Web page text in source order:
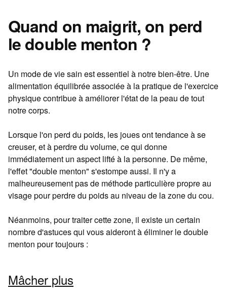
Quand on maigrit, on perd
le double menton ?
Un mode de vie sain est essentiel à notre bien-être. Une
alimentation équilibrée associée à la pratique de l'exercice
physique contribue à améliorer l'état de la peau de tout
notre corps.
Lorsque l'on perd du poids, les joues ont tendance à se
creuser, et à perdre du volume, ce qui donne
immédiatement un aspect lifté à la personne. De même,
l'effet "double menton" s'estompe aussi. Il n'y a
malheureusement pas de méthode particulière propre au
visage pour perdre du poids au niveau de la zone du cou.
Néanmoins, pour traiter cette zone, il existe un certain
nombre d'astuces qui vous aideront à éliminer le double
menton pour toujours :
Mâcher plus